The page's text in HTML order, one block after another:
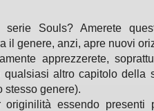
serie Souls? Amerete
il genere, anzi, apre nuovi
apprezzerete,
altro capitolo della
stesso genere).
essendo presenti